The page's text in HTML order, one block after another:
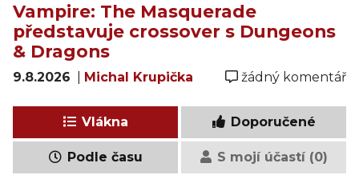
Vampire: The Masquerade
představuje crossover s Dungeons
& Dragons
9.8.2026 Michal Krupička žádný komentář
Vlákna Doporučené
Podle času S mojí účastí (0)